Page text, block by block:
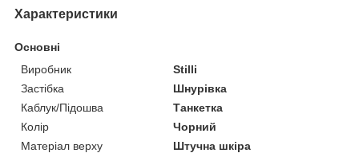
Характеристики
Основні
Виробник
Stilli
Застібка
Шнурівка
Каблук/Підошва
Танкетка
Колір
Чорний
Матеріал верху
Штучна шкіра